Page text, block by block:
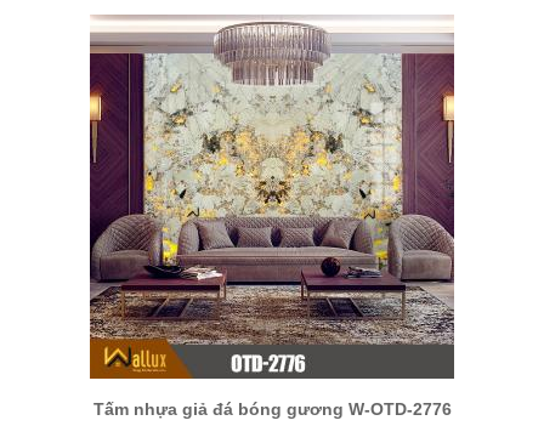
Tấm nhựa giả đá bóng gương W-OTD-2776